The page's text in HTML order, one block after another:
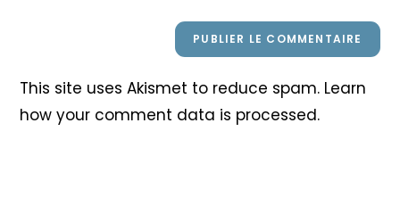
This site uses Akismet to reduce spam. Learn
how your comment data is processed.